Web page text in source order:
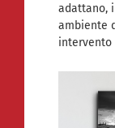
adattano,
ambiente
intervento